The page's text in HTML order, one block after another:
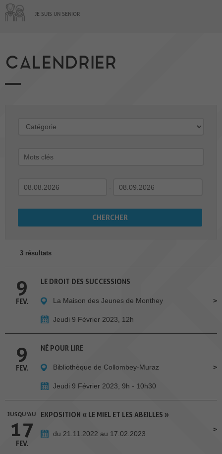
JE SUIS UN SENIOR
CALENDRIER
-
3 résultats
9
FEV.
LE DROIT DES SUCCESSIONS
La Maison des Jeunes de Monthey
Jeudi 9 Février 2023, 12h
9
FEV.
NÉ POUR LIRE
Bibliothèque de Collombey-Muraz
Jeudi 9 Février 2023, 9h - 10h30
JUSQU'AU
17
FEV.
EXPOSITION « LE MIEL ET LES ABEILLES »
du 21.11.2022 au 17.02.2023